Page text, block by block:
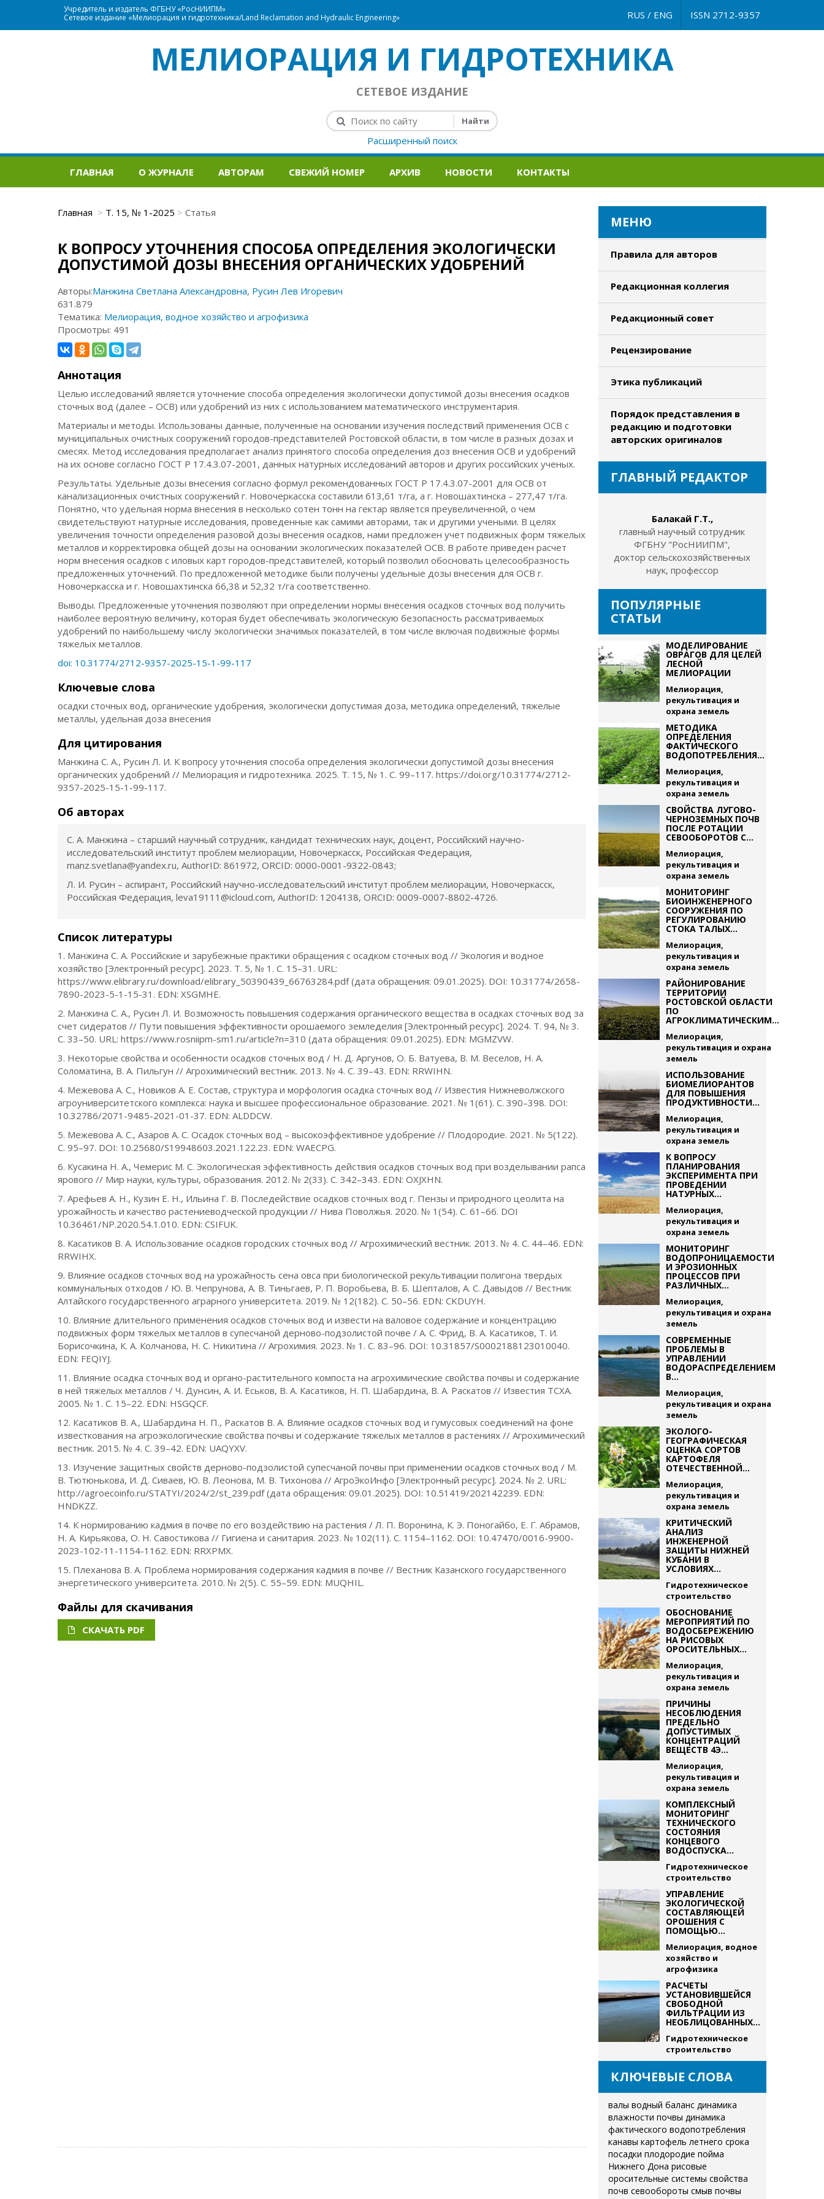
Учредитель и издатель ФГБНУ «РосНИИПМ»
Сетевое издание «Мелиорация и гидротехника/Land Reclamation and Hydraulic Engineering»
ISSN 2712-9357
RUS / ENG
МЕЛИОРАЦИЯ И ГИДРОТЕХНИКА
СЕТЕВОЕ ИЗДАНИЕ
Расширенный поиск
ГЛАВНАЯ О ЖУРНАЛЕ АВТОРАМ СВЕЖИЙ НОМЕР АРХИВ НОВОСТИ КОНТАКТЫ
Главная Т. 15, № 1-2025 Статья
К ВОПРОСУ УТОЧНЕНИЯ СПОСОБА ОПРЕДЕЛЕНИЯ ЭКОЛОГИЧЕСКИ
ДОПУСТИМОЙ ДОЗЫ ВНЕСЕНИЯ ОРГАНИЧЕСКИХ УДОБРЕНИЙ
Авторы:Манжина Светлана Александровна, Русин Лев Игоревич
631.879
Тематика: Мелиорация, водное хозяйство и агрофизика
Просмотры: 491
Аннотация
Целью исследований является уточнение способа определения экологически допустимой дозы внесения осадков
сточных вод (далее – ОСВ) или удобрений из них с использованием математического инструментария.
Материалы и методы. Использованы данные, полученные на основании изучения последствий применения ОСВ с
муниципальных очистных сооружений городов-представителей Ростовской области, в том числе в разных дозах и
смесях. Метод исследования предполагает анализ принятого способа определения доз внесения ОСВ и удобрений
на их основе согласно ГОСТ Р 17.4.3.07-2001, данных натурных исследований авторов и других российских ученых.
Результаты. Удельные дозы внесения согласно формул рекомендованных ГОСТ Р 17.4.3.07-2001 для ОСВ от
канализационных очистных сооружений г. Новочеркасска составили 613,61 т/га, а г. Новошахтинска – 277,47 т/га.
Понятно, что удельная норма внесения в несколько сотен тонн на гектар является преувеличенной, о чем
свидетельствуют натурные исследования, проведенные как самими авторами, так и другими учеными. В целях
увеличения точности определения разовой дозы внесения осадков, нами предложен учет подвижных форм тяжелых
металлов и корректировка общей дозы на основании экологических показателей ОСВ. В работе приведен расчет
норм внесения осадков с иловых карт городов-представителей, который позволил обосновать целесообразность
предложенных уточнений. По предложенной методике были получены удельные дозы внесения для ОСВ г.
Новочеркасска и г. Новошахтинска 66,38 и 52,32 т/га соответственно.
Выводы. Предложенные уточнения позволяют при определении нормы внесения осадков сточных вод получить
наиболее вероятную величину, которая будет обеспечивать экологическую безопасность рассматриваемых
удобрений по наибольшему числу экологически значимых показателей, в том числе включая подвижные формы
тяжелых металлов.
doi: 10.31774/2712-9357-2025-15-1-99-117
Ключевые слова
осадки сточных вод, органические удобрения, экологически допустимая доза, методика определений, тяжелые
металлы, удельная доза внесения
Для цитирования
Манжина С. А., Русин Л. И. К вопросу уточнения способа определения экологически допустимой дозы внесения
органических удобрений // Мелиорация и гидротехника. 2025. Т. 15, № 1. С. 99–117. https://doi.org/10.31774/2712-
9357-2025-15-1-99-117.
Об авторах
С. А. Манжина – старший научный сотрудник, кандидат технических наук, доцент, Российский научно-
исследовательский институт проблем мелиорации, Новочеркасск, Российская Федерация,
manz.svetlana@yandex.ru, AuthorID: 861972, ORCID: 0000-0001-9322-0843;
Л. И. Русин – аспирант, Российский научно-исследовательский институт проблем мелиорации, Новочеркасск,
Российская Федерация, leva19111@icloud.com, AuthorID: 1204138, ORCID: 0009-0007-8802-4726.
Список литературы
1. Манжина С. А. Российские и зарубежные практики обращения с осадком сточных вод // Экология и водное
хозяйство [Электронный ресурс]. 2023. Т. 5, № 1. С. 15–31. URL:
https://www.elibrary.ru/download/elibrary_50390439_66763284.pdf (дата обращения: 09.01.2025). DOI: 10.31774/2658-
7890-2023-5-1-15-31. EDN: XSGMHE.
2. Манжина С. А., Русин Л. И. Возможность повышения содержания органического вещества в осадках сточных вод за
счет сидератов // Пути повышения эффективности орошаемого земледелия [Электронный ресурс]. 2024. Т. 94, № 3.
С. 33–50. URL: https://www.rosniipm-sm1.ru/article?n=310 (дата обращения: 09.01.2025). EDN: MGMZVW.
3. Некоторые свойства и особенности осадков сточных вод / Н. Д. Аргунов, О. Б. Ватуева, В. М. Веселов, Н. А.
Соломатина, В. А. Пильгун // Агрохимический вестник. 2013. № 4. С. 39–43. EDN: RRWIHN.
4. Межевова А. С., Новиков А. Е. Состав, структура и морфология осадка сточных вод // Известия Нижневолжского
агроуниверситетского комплекса: наука и высшее профессиональное образование. 2021. № 1(61). С. 390–398. DOI:
10.32786/2071-9485-2021-01-37. EDN: ALDDCW.
5. Межевова А. С., Азаров А. С. Осадок сточных вод – высокоэффективное удобрение // Плодородие. 2021. № 5(122).
С. 95–97. DOI: 10.25680/S19948603.2021.122.23. EDN: WAECPG.
6. Кусакина Н. А., Чемерис М. С. Экологическая эффективность действия осадков сточных вод при возделывании рапса
ярового // Мир науки, культуры, образования. 2012. № 2(33). С. 342–343. EDN: OXJXHN.
7. Арефьев А. Н., Кузин Е. Н., Ильина Г. В. Последействие осадков сточных вод г. Пензы и природного цеолита на
урожайность и качество растениеводческой продукции // Нива Поволжья. 2020. № 1(54). С. 61–66. DOI
10.36461/NP.2020.54.1.010. EDN: CSIFUK.
8. Касатиков В. А. Использование осадков городских сточных вод // Агрохимический вестник. 2013. № 4. С. 44–46. EDN:
RRWIHX.
9. Влияние осадков сточных вод на урожайность сена овса при биологической рекультивации полигона твердых
коммунальных отходов / Ю. В. Чепрунова, А. В. Тиньгаев, Р. П. Воробьева, В. Б. Шепталов, А. С. Давыдов // Вестник
Алтайского государственного аграрного университета. 2019. № 12(182). С. 50–56. EDN: CKDUYH.
10. Влияние длительного применения осадков сточных вод и извести на валовое содержание и концентрацию
подвижных форм тяжелых металлов в супесчаной дерново-подзолистой почве / А. С. Фрид, В. А. Касатиков, Т. И.
Борисочкина, К. А. Колчанова, Н. С. Никитина // Агрохимия. 2023. № 1. С. 83–96. DOI: 10.31857/S0002188123010040.
EDN: FEQIYJ.
11. Влияние осадка сточных вод и органо-растительного компоста на агрохимические свойства почвы и содержание
в ней тяжелых металлов / Ч. Дунсин, А. И. Еськов, В. А. Касатиков, Н. П. Шабардина, В. А. Раскатов // Известия ТСХА.
2005. № 1. С. 15–22. EDN: HSGQCF.
12. Касатиков В. А., Шабардина Н. П., Раскатов В. А. Влияние осадков сточных вод и гумусовых соединений на фоне
известкования на агроэкологические свойства почвы и содержание тяжелых металлов в растениях // Агрохимический
вестник. 2015. № 4. С. 39–42. EDN: UAQYXV.
13. Изучение защитных свойств дерново-подзолистой супесчаной почвы при применении осадков сточных вод / М.
В. Тютюнькова, И. Д. Сиваев, Ю. В. Леонова, М. В. Тихонова // АгроЭкоИнфо [Электронный ресурс]. 2024. № 2. URL:
http://agroecoinfo.ru/STATYI/2024/2/st_239.pdf (дата обращения: 09.01.2025). DOI: 10.51419/202142239. EDN:
HNDKZZ.
14. К нормированию кадмия в почве по его воздействию на растения / Л. П. Воронина, К. Э. Поногайбо, Е. Г. Абрамов,
Н. А. Кирьякова, О. Н. Савостикова // Гигиена и санитария. 2023. № 102(11). С. 1154–1162. DOI: 10.47470/0016-9900-
2023-102-11-1154-1162. EDN: RRXPMX.
15. Плеханова В. А. Проблема нормирования содержания кадмия в почве // Вестник Казанского государственного
энергетического университета. 2010. № 2(5). С. 55–59. EDN: MUQHIL.
Файлы для скачивания
СКАЧАТЬ PDF
МЕНЮ
Правила для авторов
Редакционная коллегия
Редакционный совет
Рецензирование
Этика публикаций
Порядок представления в
редакцию и подготовки
авторских оригиналов
ГЛАВНЫЙ РЕДАКТОР
Балакай Г.Т.,
главный научный сотрудник
ФГБНУ "РосНИИПМ",
доктор сельскохозяйственных
наук, профессор
ПОПУЛЯРНЫЕ
СТАТЬИ
МОДЕЛИРОВАНИЕ
ОВРАГОВ ДЛЯ ЦЕЛЕЙ
ЛЕСНОЙ
МЕЛИОРАЦИИ
Мелиорация,
рекультивация и
охрана земель
МЕТОДИКА
ОПРЕДЕЛЕНИЯ
ФАКТИЧЕСКОГО
ВОДОПОТРЕБЛЕНИЯ...
Мелиорация,
рекультивация и
охрана земель
СВОЙСТВА ЛУГОВО-
ЧЕРНОЗЕМНЫХ ПОЧВ
ПОСЛЕ РОТАЦИИ
СЕВООБОРОТОВ С...
Мелиорация,
рекультивация и
охрана земель
МОНИТОРИНГ
БИОИНЖЕНЕРНОГО
СООРУЖЕНИЯ ПО
РЕГУЛИРОВАНИЮ
СТОКА ТАЛЫХ...
Мелиорация,
рекультивация и
охрана земель
РАЙОНИРОВАНИЕ
ТЕРРИТОРИИ
РОСТОВСКОЙ ОБЛАСТИ
ПО
АГРОКЛИМАТИЧЕСКИМ...
Мелиорация,
рекультивация и охрана
земель
ИСПОЛЬЗОВАНИЕ
БИОМЕЛИОРАНТОВ
ДЛЯ ПОВЫШЕНИЯ
ПРОДУКТИВНОСТИ...
Мелиорация,
рекультивация и
охрана земель
К ВОПРОСУ
ПЛАНИРОВАНИЯ
ЭКСПЕРИМЕНТА ПРИ
ПРОВЕДЕНИИ
НАТУРНЫХ...
Мелиорация,
рекультивация и
охрана земель
МОНИТОРИНГ
ВОДОПРОНИЦАЕМОСТИ
И ЭРОЗИОННЫХ
ПРОЦЕССОВ ПРИ
РАЗЛИЧНЫХ...
Мелиорация,
рекультивация и охрана
земель
СОВРЕМЕННЫЕ
ПРОБЛЕМЫ В
УПРАВЛЕНИИ
ВОДОРАСПРЕДЕЛЕНИЕМ
В...
Мелиорация,
рекультивация и охрана
земель
ЭКОЛОГО-
ГЕОГРАФИЧЕСКАЯ
ОЦЕНКА СОРТОВ
КАРТОФЕЛЯ
ОТЕЧЕСТВЕННОЙ...
Мелиорация,
рекультивация и
охрана земель
КРИТИЧЕСКИЙ
АНАЛИЗ
ИНЖЕНЕРНОЙ
ЗАЩИТЫ НИЖНЕЙ
КУБАНИ В
УСЛОВИЯХ...
Гидротехническое
строительство
ОБОСНОВАНИЕ
МЕРОПРИЯТИЙ ПО
ВОДОСБЕРЕЖЕНИЮ
НА РИСОВЫХ
ОРОСИТЕЛЬНЫХ...
Мелиорация,
рекультивация и
охрана земель
ПРИЧИНЫ
НЕСОБЛЮДЕНИЯ
ПРЕДЕЛЬНО
ДОПУСТИМЫХ
КОНЦЕНТРАЦИЙ
ВЕЩЕСТВ 4Э...
Мелиорация,
рекультивация и
охрана земель
КОМПЛЕКСНЫЙ
МОНИТОРИНГ
ТЕХНИЧЕСКОГО
СОСТОЯНИЯ
КОНЦЕВОГО
ВОДОСПУСКА...
Гидротехническое
строительство
УПРАВЛЕНИЕ
ЭКОЛОГИЧЕСКОЙ
СОСТАВЛЯЮЩЕЙ
ОРОШЕНИЯ С
ПОМОЩЬЮ...
Мелиорация, водное
хозяйство и
агрофизика
РАСЧЕТЫ
УСТАНОВИВШЕЙСЯ
СВОБОДНОЙ
ФИЛЬТРАЦИИ ИЗ
НЕОБЛИЦОВАННЫХ...
Гидротехническое
строительство
КЛЮЧЕВЫЕ СЛОВА
валы водный баланс динамика
влажности почвы динамика
фактического водопотребления
канавы картофель летнего срока
посадки плодородие пойма
Нижнего Дона рисовые
оросительные системы свойства
почв севообороты смыв почвы